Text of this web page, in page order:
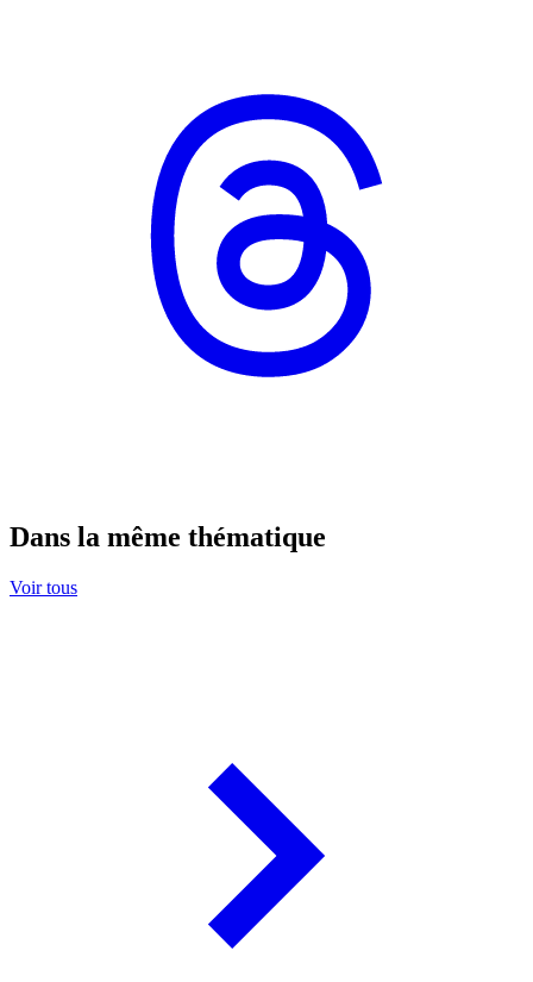
Dans la même thématique
Voir tous